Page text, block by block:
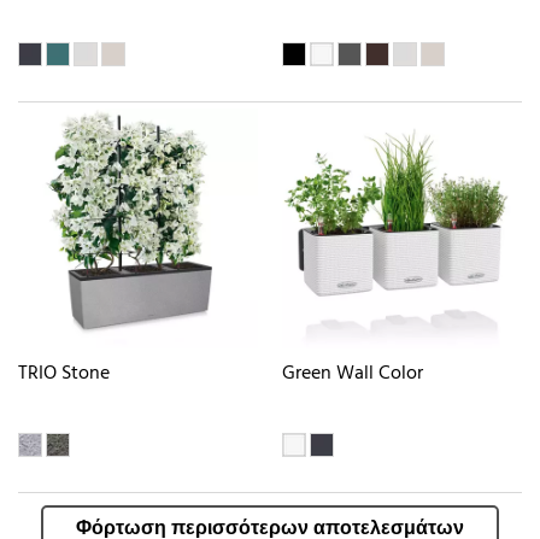
TRIO Stone Green Wall Color
Φόρτωση περισσότερων αποτελεσμάτων